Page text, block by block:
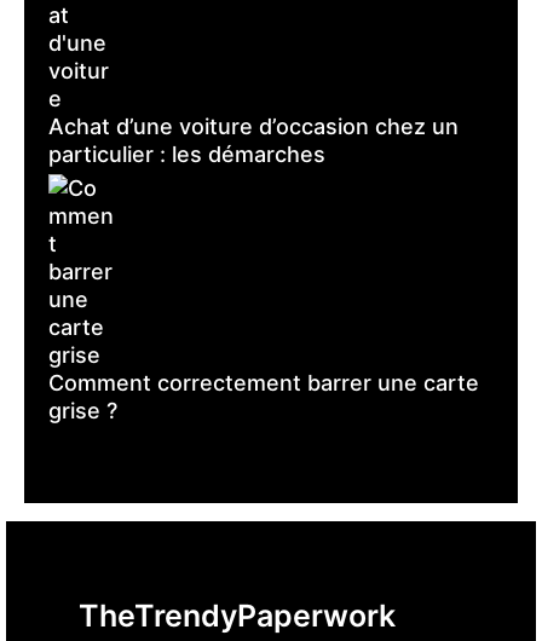
Achat d’une voiture d’occasion chez un
particulier : les démarches
Comment correctement barrer une carte
grise ?
TheTrendyPaperwork